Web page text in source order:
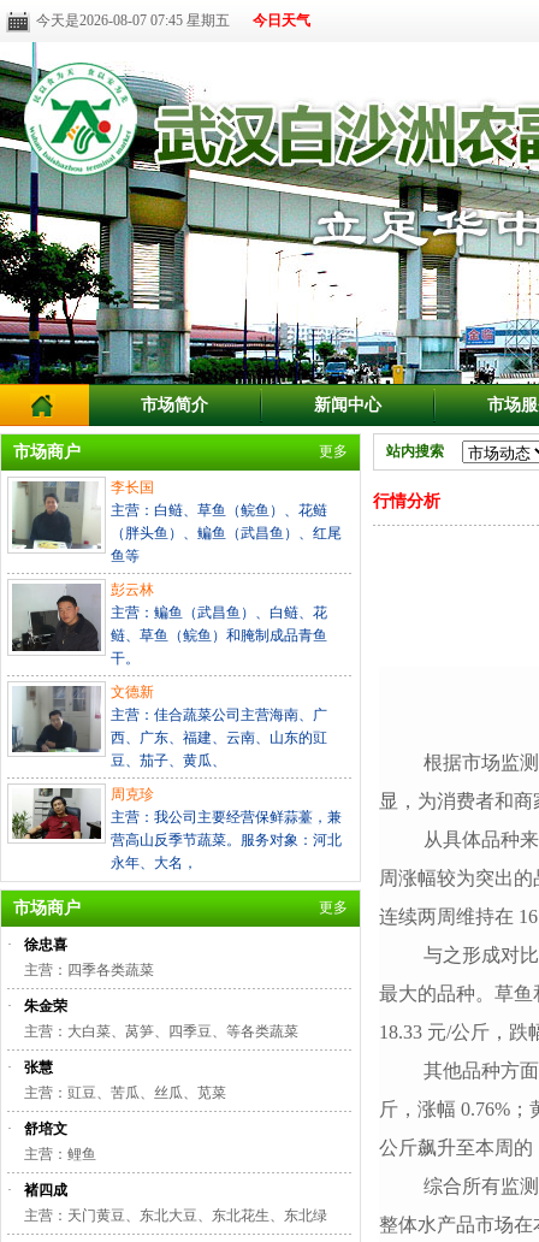
今天是2026-08-07 07:45 星期五 今日天气
市场简介 新闻中心 市场
市场商户 更多
李长国
主营：白鲢、草鱼（鲩鱼）、花鲢
（胖头鱼）、鳊鱼（武昌鱼）、红尾
鱼等
彭云林
主营：鳊鱼（武昌鱼）、白鲢、花
鲢、草鱼（鲩鱼）和腌制成品青鱼
干。
文德新
主营：佳合蔬菜公司主营海南、广
西、广东、福建、云南、山东的豇
豆、茄子、黄瓜、
周克珍
主营：我公司主要经营保鲜蒜薹，兼
营高山反季节蔬菜。服务对象：河北
永年、大名，
市场商户 更多
·
徐忠喜
主营：四季各类蔬菜
·
朱金荣
主营：大白菜、莴笋、四季豆、等各类蔬菜
·
张慧
主营：豇豆、苦瓜、丝瓜、苋菜
·
舒培文
主营：鲤鱼
·
褚四成
主营：天门黄豆、东北大豆、东北花生、东北绿
站内搜索
行情分析
根据市场监
显，为消费者和
从具体品种
周涨幅较为突出
连续两周维持在
与之形成对
最大的品种。草鱼
18.33 元/公斤，跌
其他品种方
斤，涨幅 0.76%
公斤飙升至本周的
综合所有监
整体水产品市场